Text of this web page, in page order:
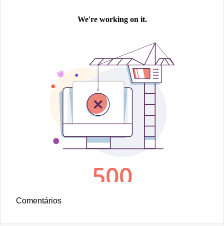
Comentários